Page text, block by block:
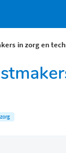
in zorg en